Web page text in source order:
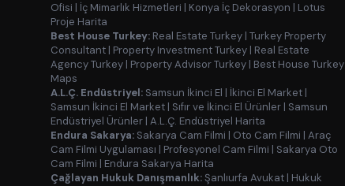
Ofisi | İç Mimarlık Hizmetleri | Konya İç Dekorasyon | Lotus
Proje Harita
Best House Turkey: Real Estate Turkey | Turkey Property
Consultant | Property Investment Turkey | Real Estate
Agency Turkey | Property Advisor Turkey | Best House Turkey
Maps
A.L.Ç. Endüstriyel: Samsun İkinci El | İkinci El Market |
Samsun İkinci El Market | Sıfır ve İkinci El Ürünler | Samsun
Endüstriyel Ürünler | A.L.Ç. Endüstriyel Harita
Endura Sakarya: Sakarya Cam Filmi | Oto Cam Filmi | Araç
Cam Filmi Uygulaması | Profesyonel Cam Filmi | Sakarya Oto
Cam Filmi | Endura Sakarya Harita
Çağlayan Hukuk Danışmanlık:Şanlıurfa Avukat | Hukuk